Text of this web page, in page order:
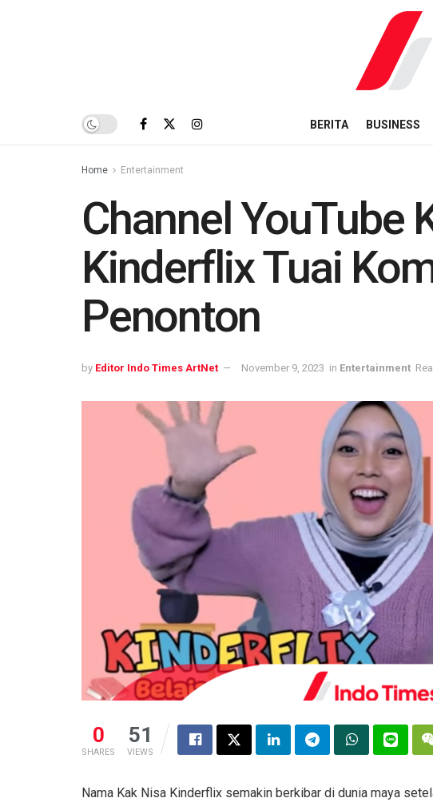
BERITA BUSINESS
Home Entertainment
Channel YouTube
Kinderflix Tuai
Penonton
by Editor Indo Times ArtNet November 9, 2023 in Entertainment
0
SHARES
51
VIEWS
Nama Kak Nisa Kinderflix semakin berkibar di dunia maya